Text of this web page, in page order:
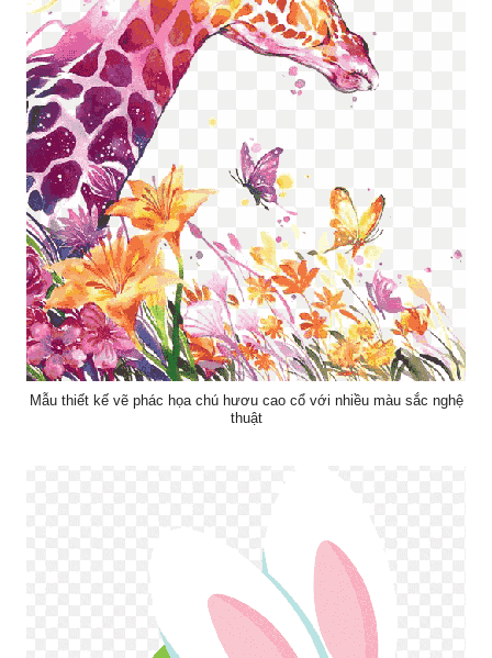
Mẫu thiết kế vẽ phác họa chú hươu cao cổ với nhiều màu sắc nghệ
thuật